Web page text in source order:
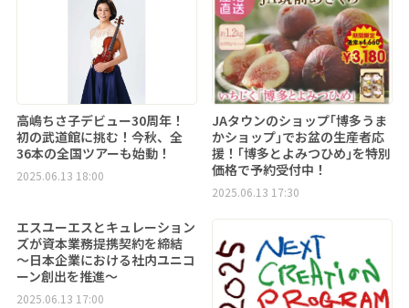
高嶋ちさ子デビュー30周年！
初の武道館に挑む！今秋、全
36本の全国ツアーも始動！
2025.06.13 18:00
JAタウンのショップ｢博多うま
かショップ｣でお盆の生産者応
援！｢博多とよみつひめ｣を特別
価格で予約受付中！
2025.06.13 17:30
エスユーエスとキュレーション
ズが資本業務提携契約を締結
～日本企業における社内ユニコ
ーン創出を推進～
2025.06.13 17:00